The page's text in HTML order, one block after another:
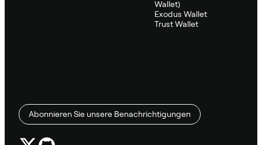
Wallet)
Exodus Wallet
Trust Wallet
Abonnieren Sie unsere Benachrichtigungen